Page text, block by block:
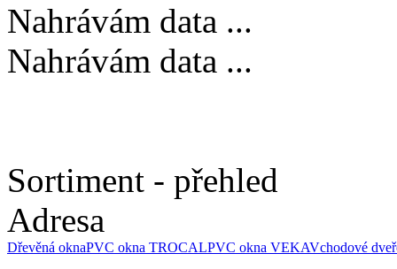
Nahrávám data ...
Nahrávám data ...
Sortiment - přehled
Adresa
Dřevěná oknaPVC okna TROCALPVC okna VEKAVchodové